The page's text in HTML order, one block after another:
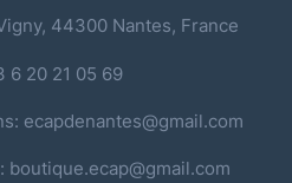
44300 Nantes, France
6 20 21 05 69
ecapdenantes@gmail.com
boutique.ecap@gmail.com